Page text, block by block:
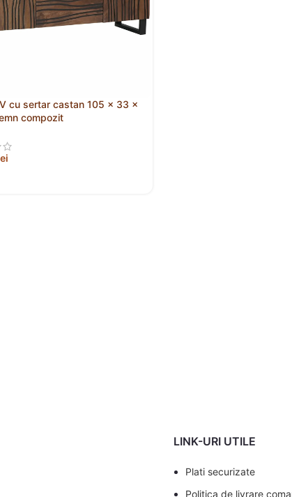
cu sertar castan 105 x 33 x
compozit
LINK-URI UTILE
Plati securizate
Politica de livrare